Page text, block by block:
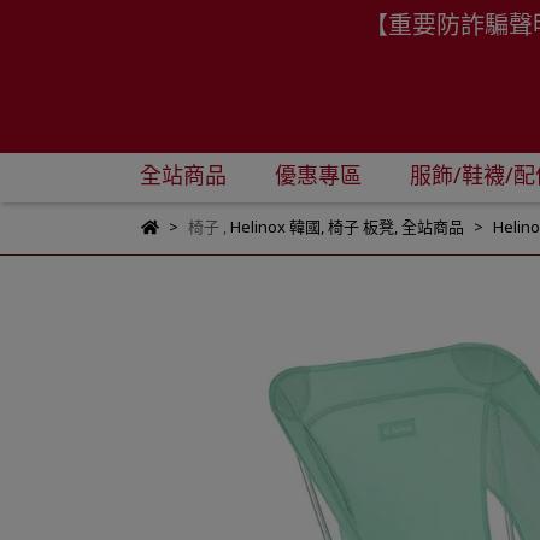
【重要防詐騙
全站商品 優惠專區 服飾/鞋襪/配
椅子,Helinox 韓國,椅子 板凳,全站商品